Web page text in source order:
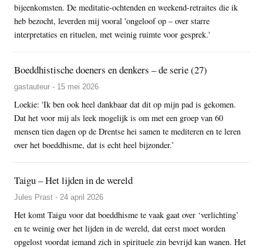
bijeenkomsten. De meditatie-ochtenden en weekend-retraites die ik
heb bezocht, leverden mij vooral 'ongeloof op – over starre
interpretaties en rituelen, met weinig ruimte voor gesprek.'
Boeddhistische doeners en denkers – de serie (27)
gastauteur - 15 mei 2026
Loekie: 'Ik ben ook heel dankbaar dat dit op mijn pad is gekomen.
Dat het voor mij als leek mogelijk is om met een groep van 60
mensen tien dagen op de Drentse hei samen te mediteren en te leren
over het boeddhisme, dat is echt heel bijzonder.’
Taigu – Het lijden in de wereld
Jules Prast - 24 april 2026
Het komt Taigu voor dat boeddhisme te vaak gaat over ‘verlichting’
en te weinig over het lijden in de wereld, dat eerst moet worden
opgelost voordat iemand zich in spirituele zin bevrijd kan wanen. Het